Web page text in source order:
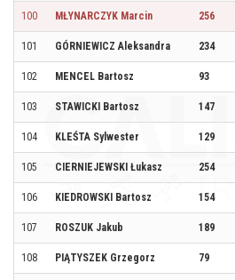
100 MŁYNARCZYK Marcin 256
101 GÓRNIEWICZ Aleksandra 234
102 MENCEL Bartosz 93
103 STAWICKI Bartosz 147
104 KLEŚTA Sylwester 129
105 CIERNIEJEWSKI Łukasz 254
106 KIEDROWSKI Bartosz 154
107 ROSZUK Jakub 189
108 PIĄTYSZEK Grzegorz 79